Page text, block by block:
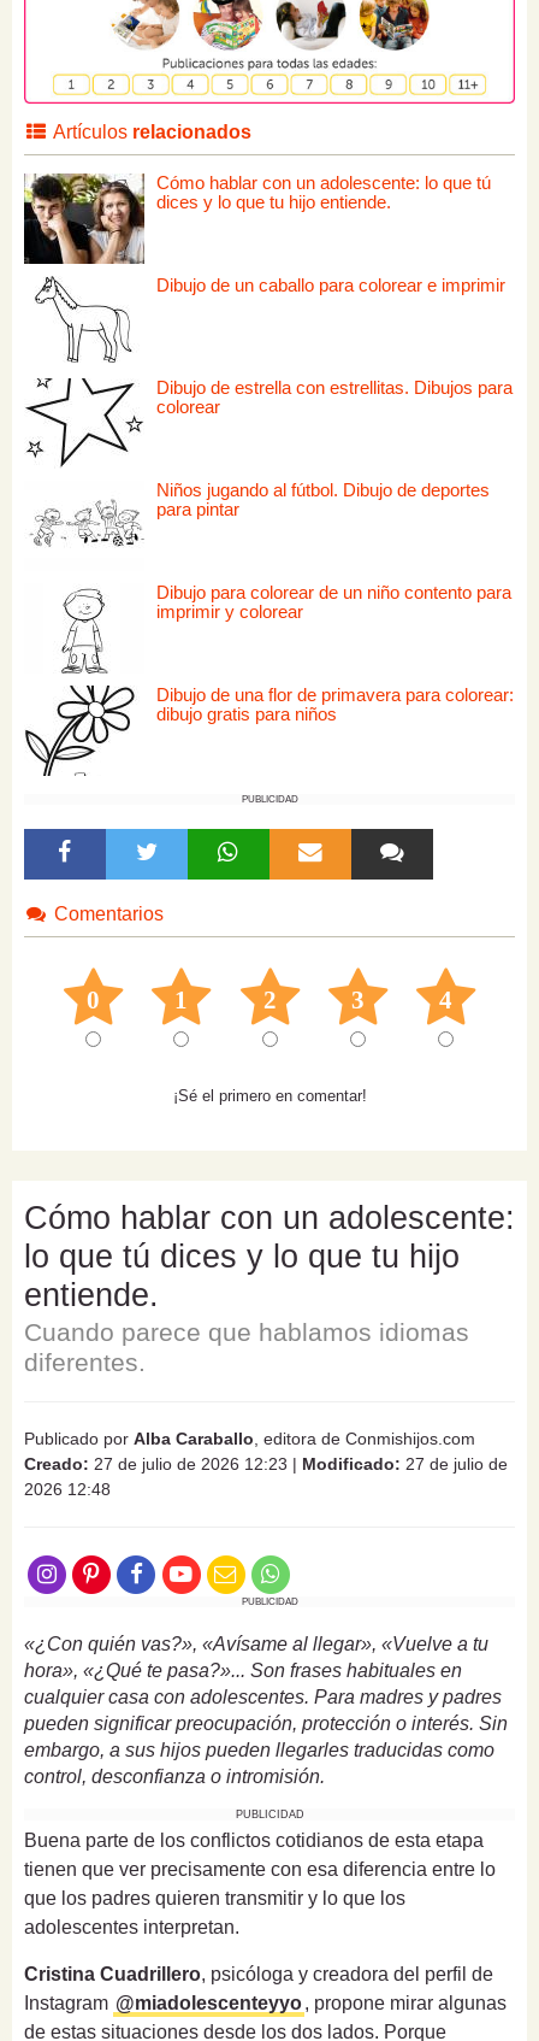
Artículos relacionados
Cómo hablar con un adolescente: lo que tú
dices y lo que tu hijo entiende.
Dibujo de un caballo para colorear e imprimir
Dibujo de estrella con estrellitas. Dibujos para
colorear
Niños jugando al fútbol. Dibujo de deportes
para pintar
Dibujo para colorear de un niño contento para
imprimir y colorear
Dibujo de una flor de primavera para colorear:
dibujo gratis para niños
PUBLICIDAD
Comentarios
0 1 2 3 4
¡Sé el primero en comentar!
Cómo hablar con un adolescente:
lo que tú dices y lo que tu hijo
entiende.
Cuando parece que hablamos idiomas
diferentes.
Publicado por Alba Caraballo , editora de Conmishijos.com
Creado: 27 de julio de 2026 12:23 | Modificado: 27 de julio de
2026 12:48
PUBLICIDAD
«¿Con quién vas?», «Avísame al llegar», «Vuelve a tu
hora», «¿Qué te pasa?»... Son frases habituales en
cualquier casa con adolescentes. Para madres y padres
pueden significar preocupación, protección o interés. Sin
embargo, a sus hijos pueden llegarles traducidas como
control, desconfianza o intromisión.
PUBLICIDAD
Buena parte de los conflictos cotidianos de esta etapa
tienen que ver precisamente con esa diferencia entre lo
que los padres quieren transmitir y lo que los
adolescentes interpretan.
Cristina Cuadrillero, psicóloga y creadora del perfil de
Instagram @miadolescenteyyo, propone mirar algunas
de estas situaciones desde los dos lados. Porque